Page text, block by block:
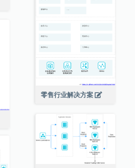
零售行业解决方案